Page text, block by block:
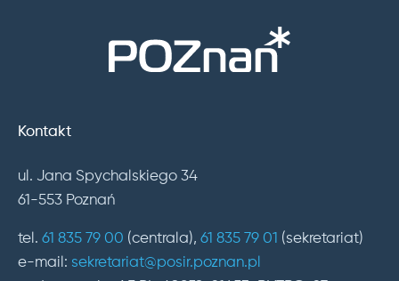
Kontakt
ul. Jana Spychalskiego 34
61-553 Poznań
tel. 61 835 79 00 (centrala), 61 835 79 01 (sekretariat)
e-mail: sekretariat@posir.poznan.pl